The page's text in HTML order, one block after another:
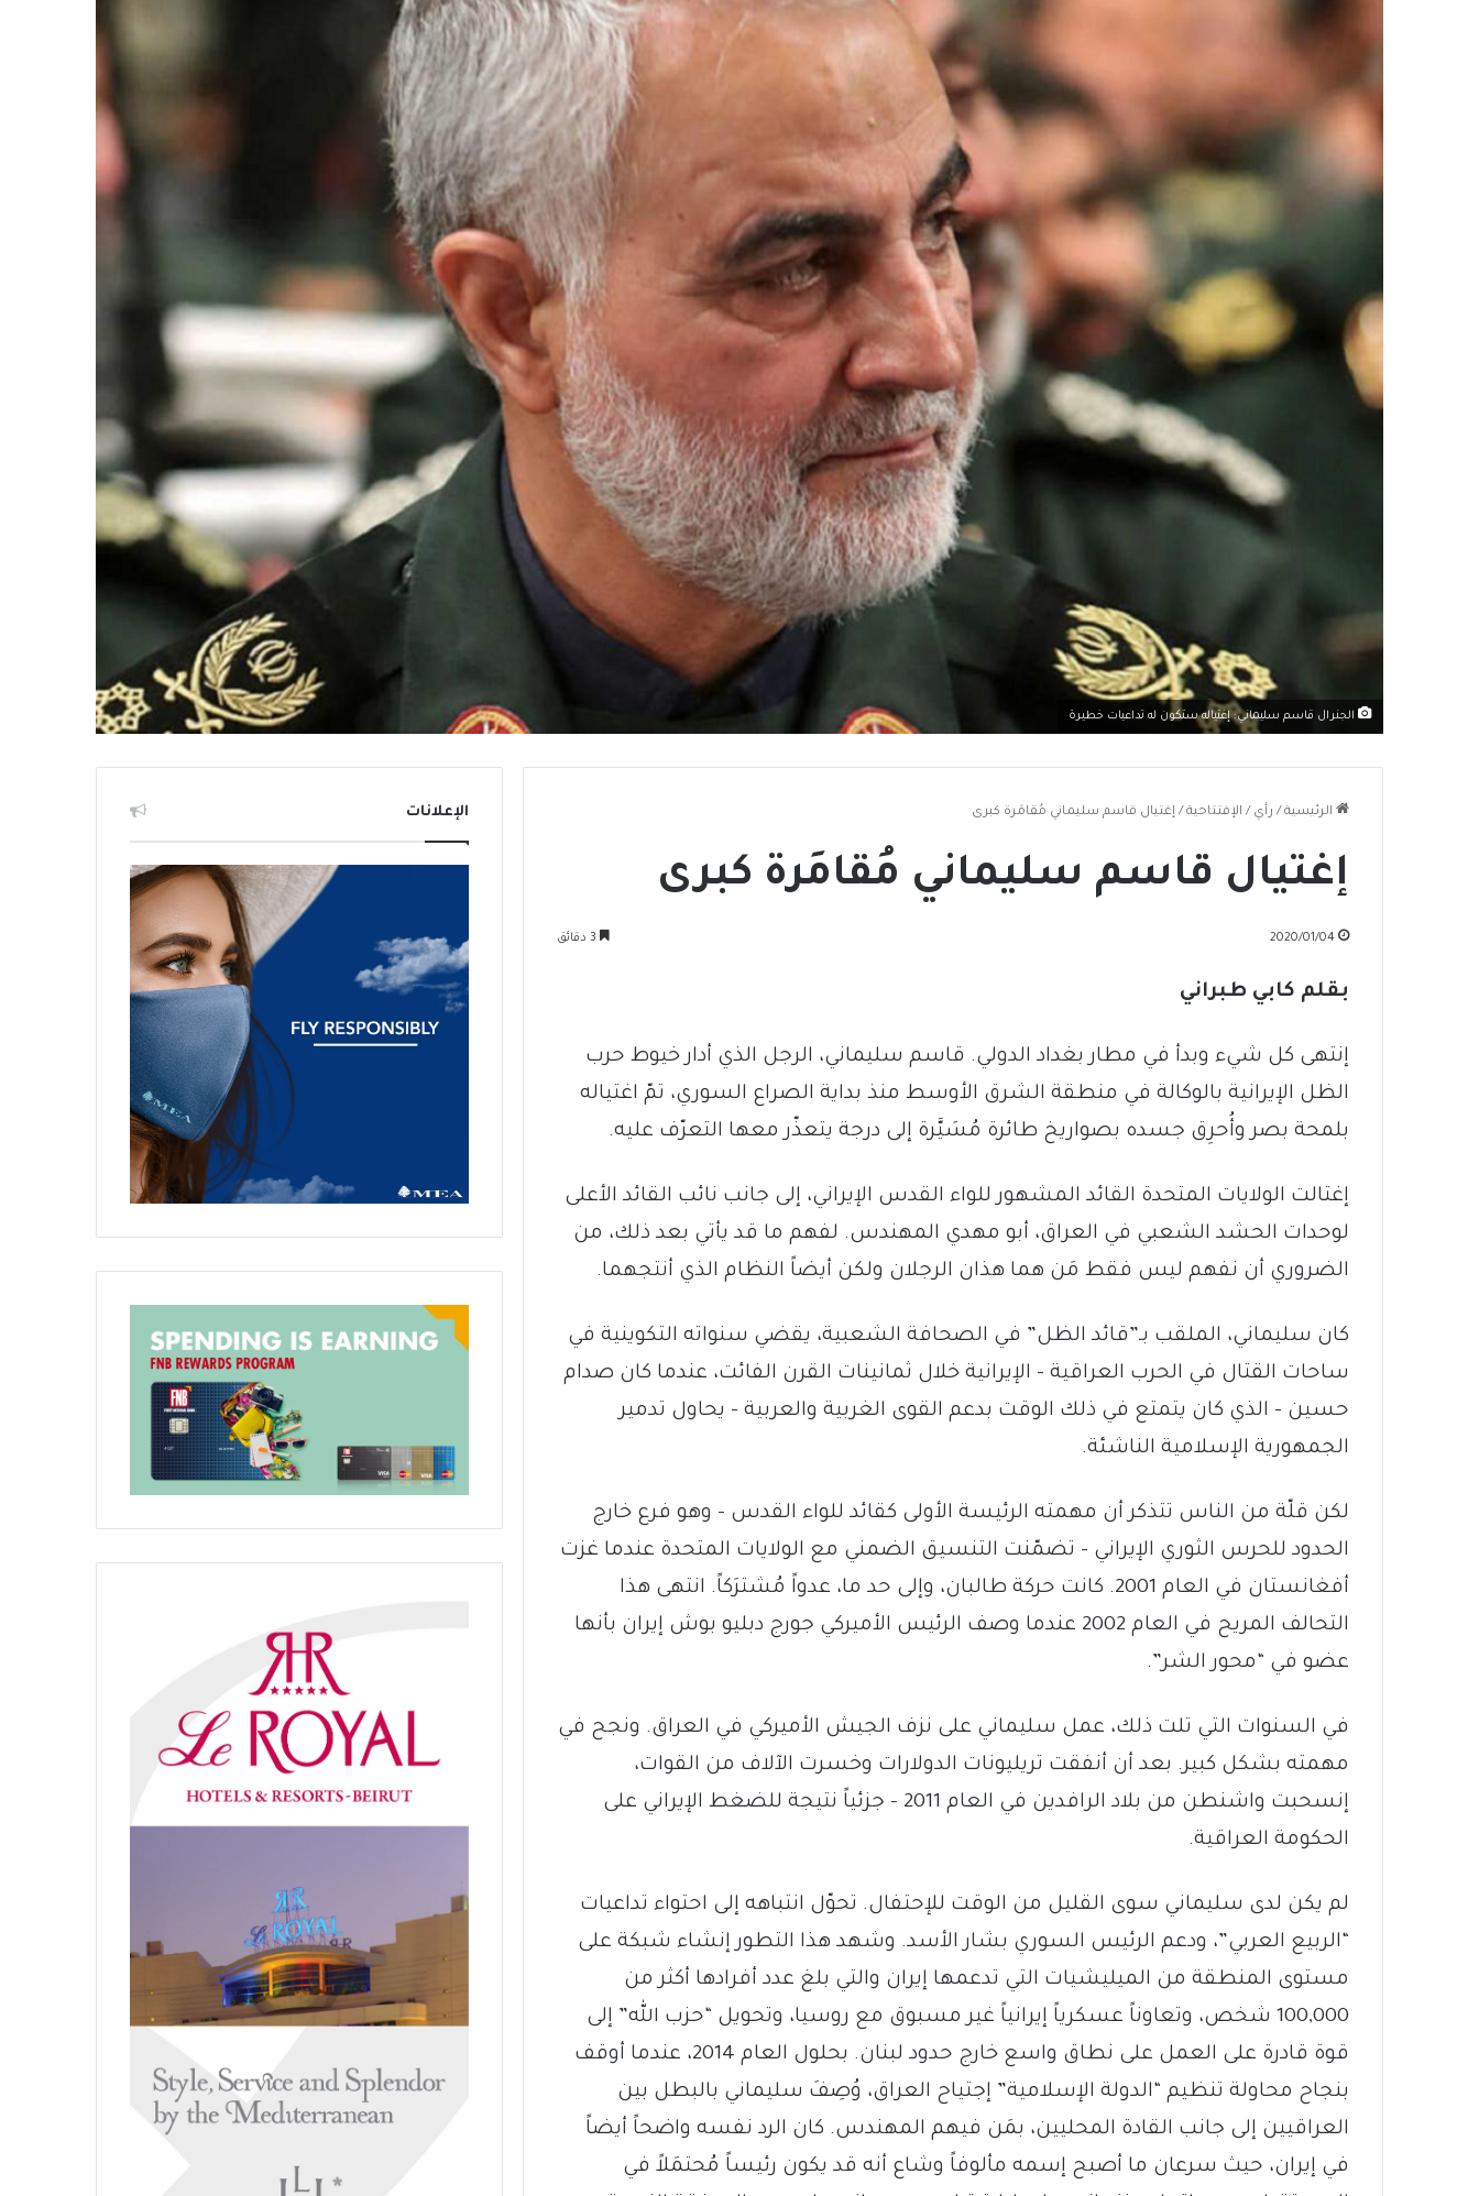
الجنرال قاسم سليماني: إغتياله ستكون له تداعيات خطيرة
الرئيسية / رأي / الإفتتاحية / إغتيال قاسم سليماني مُقامَرة كبرى
إغتيال قاسم سليماني مُقامَرة كبرى
2020/01/04
بقلم كابي طبراني
إنتهى كل شيء وبدأ في مطار بغداد الدولي. قاسم سليماني، الرجل الذي أدار خيوط حرب
الظل الإيرانية بالوكالة في منطقة الشرق الأوسط منذ بداية الصراع السوري، تمّ اغتياله
بلمحة بصر وأُحرِق جسده بصواريخ طائرة مُسَيَّرة إلى درجة يتعذّر معها التعرّف عليه.
إغتالت الولايات المتحدة القائد المشهور للواء القدس الإيراني، إلى جانب نائب القائد الأعلى
لوحدات الحشد الشعبي في العراق، أبو مهدي المهندس. لفهم ما قد يأتي بعد ذلك، من
الضروري أن نفهم ليس فقط مَن هما هذان الرجلان ولكن أيضاً النظام الذي أنتجهما.
كان سليماني، الملقب بـ”قائد الظل” في الصحافة الشعبية، يقضي سنواته التكوينية في
ساحات القتال في الحرب العراقية – الإيرانية خلال ثمانينات القرن الفائت، عندما كان صدام
حسين – الذي كان يتمتع في ذلك الوقت بدعم القوى الغربية والعربية – يحاول تدمير
الجمهورية الإسلامية الناشئة.
لكن قلّة من الناس تتذكر أن مهمته الرئيسة الأولى كقائد للواء القدس – وهو فرع خارج
الحدود للحرس الثوري الإيراني – تضمّنت التنسيق الضمني مع الولايات المتحدة عندما غزت
أفغانستان في العام 2001. كانت حركة طالبان، وإلى حد ما، عدواً مُشترَكاً. انتهى هذا
التحالف المريح في العام 2002 عندما وصف الرئيس الأميركي جورج دبليو بوش إيران بأنها
عضو في “محور الشر”.
في السنوات التي تلت ذلك، عمل سليماني على نزف الجيش الأميركي في العراق. ونجح في
مهمته بشكل كبير. بعد أن أنفقت تريليونات الدولارات وخسرت الآلاف من القوات،
إنسحبت واشنطن من بلاد الرافدين في العام 2011 – جزئياً نتيجة للضغط الإيراني على
الحكومة العراقية.
لم يكن لدى سليماني سوى القليل من الوقت للإحتفال. تحوّل انتباهه إلى احتواء تداعيات
“الربيع العربي”، ودعم الرئيس السوري بشار الأسد. وشهد هذا التطور إنشاء شبكة على
مستوى المنطقة من الميليشيات التي تدعمها إيران والتي بلغ عدد أفرادها أكثر من
100,000 شخص، وتعاوناً عسكرياً إيرانياً غير مسبوق مع روسيا، وتحويل “حزب الله” إلى
قوة قادرة على العمل على نطاق واسع خارج حدود لبنان. بحلول العام 2014، عندما أوقف
بنجاح محاولة تنظيم “الدولة الإسلامية” إجتياح العراق، وُصِفَ سليماني بالبطل بين
العراقيين إلى جانب القادة المحليين، بمَن فيهم المهندس. كان الرد نفسه واضحاً أيضاً
في إيران، حيث سرعان ما أصبح إسمه مألوفاً وشاع أنه قد يكون رئيساً مُحتمَلاً في
الإعلانات